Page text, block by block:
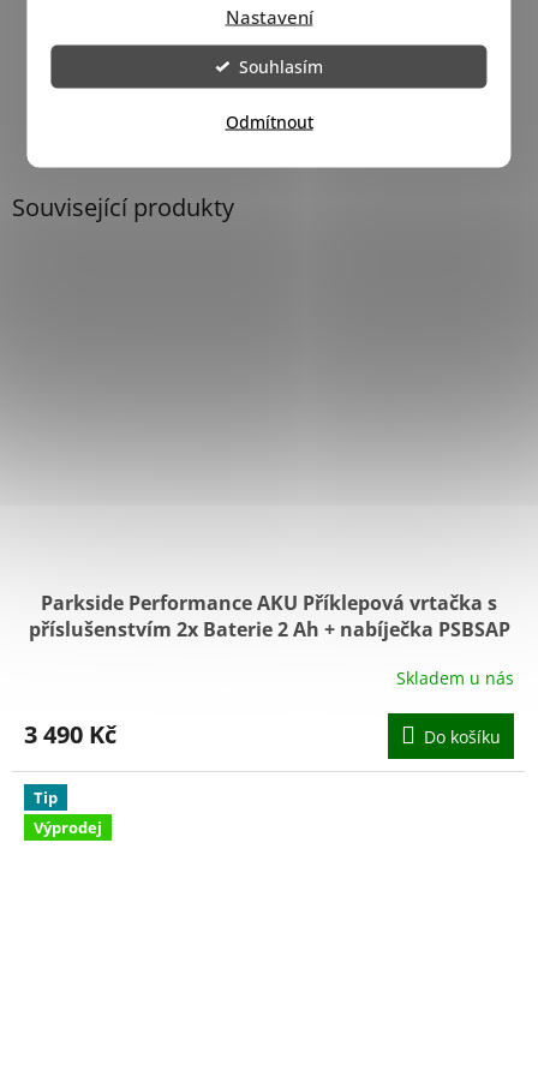
Nastavení
Odmítnout
Souhlasím
Související produkty
Parkside Performance AKU Příklepová vrtačka s
příslušenstvím 2x Baterie 2 Ah + nabíječka PSBSAP
Skladem u nás
3 490 Kč Do košíku
Tip
Výprodej
EAN
8591522204660